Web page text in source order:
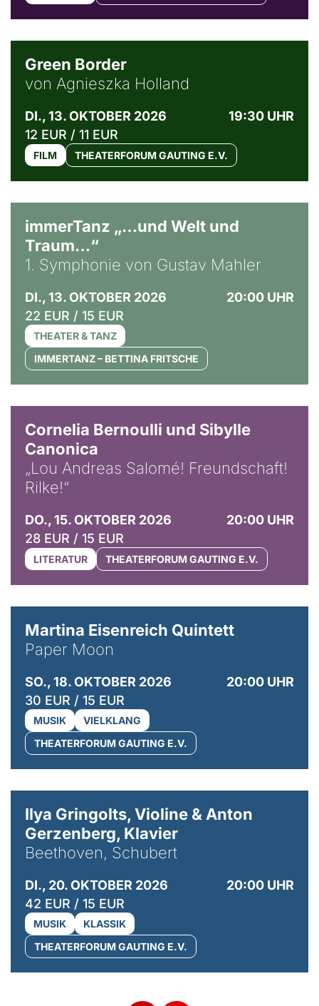
Green Border
von Agnieszka Holland
DI., 13. OKTOBER 2026
19:30 UHR
12 EUR / 11 EUR
FILM THEATERFORUM GAUTING E.V.
immerTanz „…und Welt und
Traum…“
1. Symphonie von Gustav Mahler
DI., 13. OKTOBER 2026
20:00 UHR
22 EUR / 15 EUR
THEATER & TANZ
IMMERTANZ – BETTINA FRITSCHE
Cornelia Bernoulli und Sibylle
Canonica
„Lou Andreas Salomé! Freundschaft!
Rilke!“
DO., 15. OKTOBER 2026
20:00 UHR
28 EUR / 15 EUR
LITERATUR THEATERFORUM GAUTING E.V.
Martina Eisenreich Quintett
Paper Moon
SO., 18. OKTOBER 2026
20:00 UHR
30 EUR / 15 EUR
MUSIK
VIELKLANG
THEATERFORUM GAUTING E.V.
Ilya Gringolts, Violine & Anton
Gerzenberg, Klavier
Beethoven, Schubert
DI., 20. OKTOBER 2026
20:00 UHR
42 EUR / 15 EUR
MUSIK
KLASSIK
THEATERFORUM GAUTING E.V.